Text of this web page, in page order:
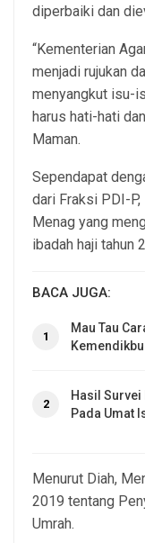
diperbaiki dan
“Kementerian
menjadi rujukan
menyangkut isu-
harus hati-hati
Maman.
Sependapat
dari Fraksi PDI-
Menag yang
ibadah haji tahun
BACA JUGA:
1
Mau Tau
2
Hasil
Pada Umat
Menurut Diah,
2019 tentang
Umrah.